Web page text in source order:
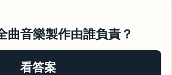
曲音樂製作由誰負責？
看答案